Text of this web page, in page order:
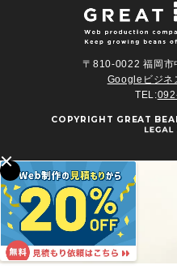
〒810-0022 福岡
Googleビジネ
TEL:
COPYRIGHT GREAT